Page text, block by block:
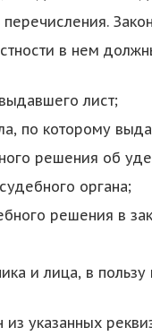
в нем
лист;
по которому
решения об
органа;
решения в
и лица, в пользу
указанных